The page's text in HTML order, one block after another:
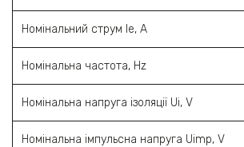
Номінальний струм Ie, A
Номінальна частота, Hz
Номінальна напруга ізоляції Ui, V
Номінальна імпульсна напруга Uimp, V